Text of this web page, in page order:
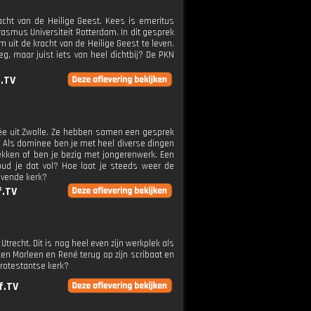
van de Heilige Geest. Kees is emeritus
Universiteit Rotterdam. In dit gesprek
uit de kracht van de Heilige Geest te leven.
maar juist iets van heel dichtbij? De PKN
uit Zwolle. Ze hebben samen een gesprek
dominee ben je met heel diverse dingen
of ben je bezig met jongerenwerk. Een
je dat vol? Hoe laat je steeds weer de
kerk?
Dit is nog heel even zijn werkplek als
Marleen en René terug op zijn scribaat en
kerk?